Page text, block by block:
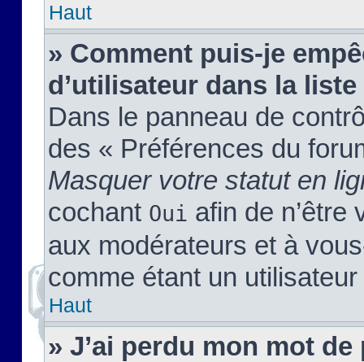
Haut
» Comment puis-je
d’utilisateur dans la
Dans le panneau de
des « Préférences du
Masquer votre statut en
cochant Oui afin de n’être
aux modérateurs et à
comme étant un
Haut
» J’ai perdu mon mot de